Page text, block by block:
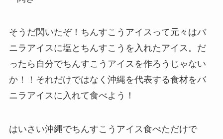
そうだ閃いたぞ！ちんすこうアイスって元々はバ
ニラアイスに塩とちんすこうを入れたアイス。だ
ったら自分でちんすこうアイスを作ろうじゃない
か！！それだけではなく沖縄を代表する食材をバ
ニラアイスに入れて食べよう！
はいさい沖縄でちんすこうアイス食べただけで